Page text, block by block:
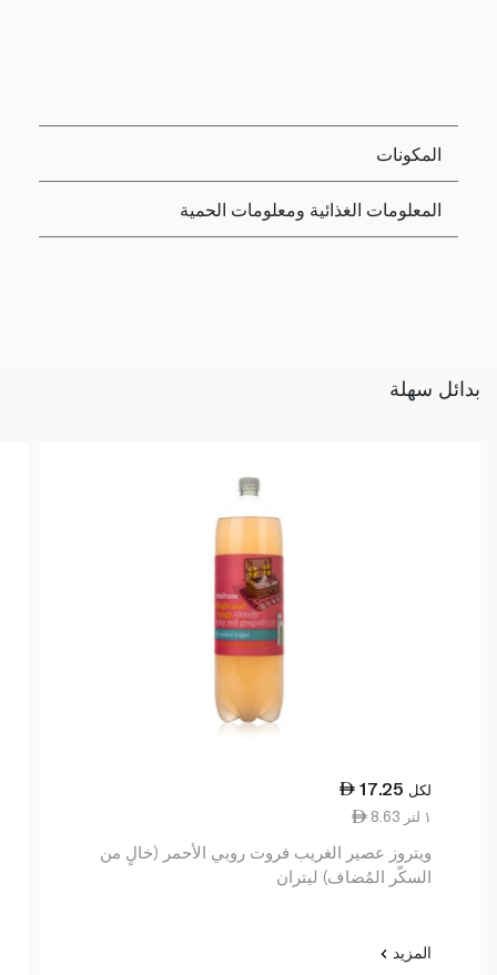
المكونات
المعلومات الغذائية ومعلومات الحمية
بدائل سهلة
17.25 لكل
8.63 ١ لتر
ويتروز عصير الغريب فروت روبي الأحمر (خالٍ من
السكّر المُضاف) ليتران
المزيد